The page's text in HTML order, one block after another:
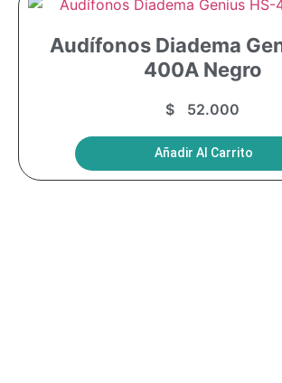
Audífonos Diadema
400A Negro
$ 52.000
Añadir Al Carrito